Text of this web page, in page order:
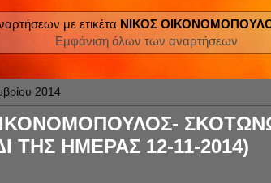
με ετικέτα ΝΙΚΟΣ
Εμφάνιση όλων των αναρτήσεων
2014
ΤΗΣ ΗΜΕΡΑΣ 12-11-2014)